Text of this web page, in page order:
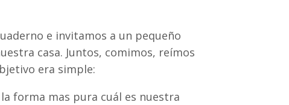
e invitamos a un pequeño
casa. Juntos, comimos, reímos
era simple:
forma mas pura cuál es nuestra